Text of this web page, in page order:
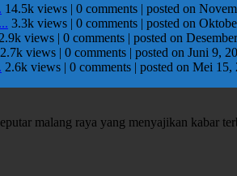
14.5k views | 0 comments | posted on
3.3k views | 0 comments | posted on
2.9k views | 0 comments | posted on
2.7k views | 0 comments | posted on Juni 9,
2.6k views | 0 comments | posted on Mei 15,
malang raya yang menyajikan kabar